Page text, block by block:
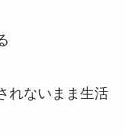
れないまま生活